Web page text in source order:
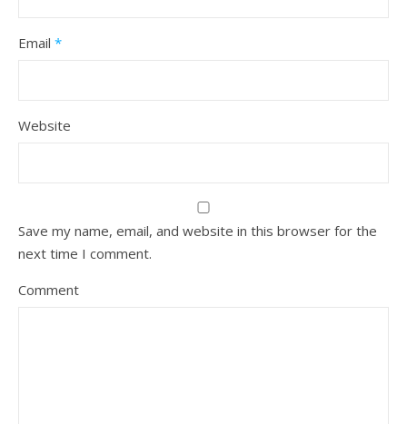
Email *
Website
Save my name, email, and website in this browser for the
next time I comment.
Comment